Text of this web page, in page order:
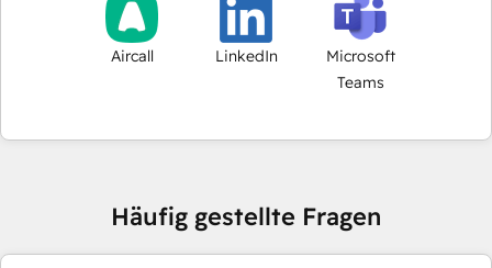
Aircall LinkedIn
Microsoft
Teams
Häufig gestellte Fragen